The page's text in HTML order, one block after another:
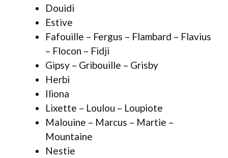
Douidi
Estive
Fafouille – Fergus – Flambard – Flavius
– Flocon – Fidji
Gipsy – Gribouille – Grisby
Herbi
Iliona
Lixette – Loulou – Loupiote
Malouine – Marcus – Martie –
Mountaine
Nestie